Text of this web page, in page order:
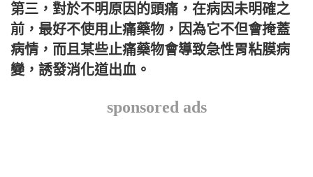
第三，對於不明原因的頭痛，在病因未明確之
前，最好不使用止痛藥物，因為它不但會掩蓋
病情，而且某些止痛藥物會導致急性胃粘膜病
變，誘發消化道出血。
sponsored ads